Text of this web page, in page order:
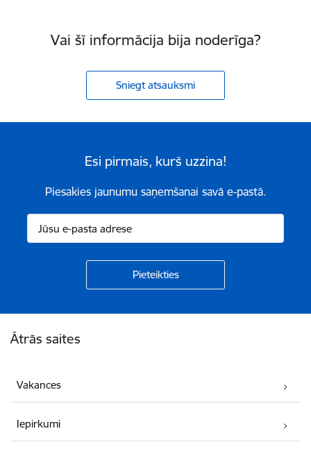
Vai šī informācija bija noderīga?
Sniegt atsauksmi
Esi pirmais, kurš uzzina!
Piesakies jaunumu saņemšanai savā e-pastā.
Ātrās saites
Vakances
Iepirkumi